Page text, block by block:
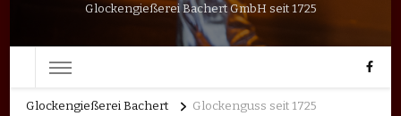
Glockengießerei Bachert GmbH seit 1725
Glockengießerei Bachert Glockenguss seit 1725